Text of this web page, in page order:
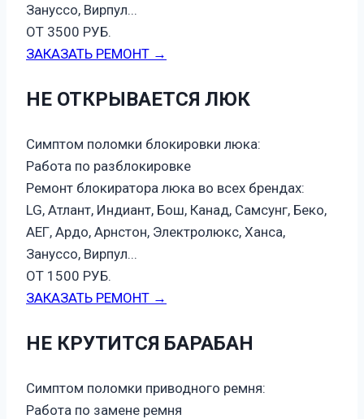
Зануссо, Вирпул...
ОТ 3500 РУБ.
ЗАКАЗАТЬ РЕМОНТ →
НЕ ОТКРЫВАЕТСЯ ЛЮК
Симптом поломки блокировки люка:
Работа по разблокировке
Ремонт блокиратора люка во всех брендах:
LG, Атлант, Индиант, Бош, Канад, Самсунг, Беко,
АЕГ, Ардо, Арнстон, Электролюкс, Ханса,
Зануссо, Вирпул...
ОТ 1500 РУБ.
ЗАКАЗАТЬ РЕМОНТ →
НЕ КРУТИТСЯ БАРАБАН
Симптом поломки приводного ремня:
Работа по замене ремня